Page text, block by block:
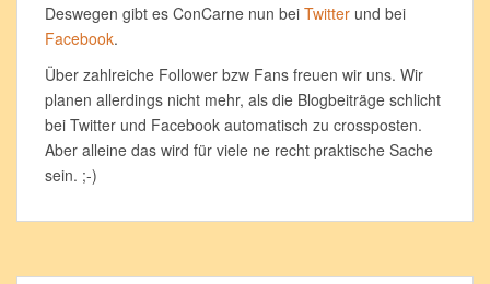
Deswegen gibt es ConCarne nun bei Twitter und bei
Facebook.
Über zahlreiche Follower bzw Fans freuen wir uns. Wir
planen allerdings nicht mehr, als die Blogbeiträge schlicht
bei Twitter und Facebook automatisch zu crossposten.
Aber alleine das wird für viele ne recht praktische Sache
sein. ;-)